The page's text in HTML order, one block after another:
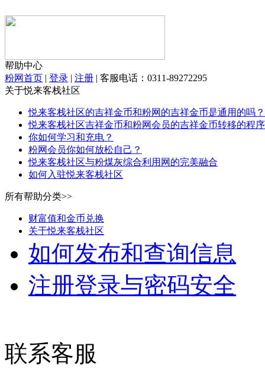
帮助中心
粉网首页 | 登录 | 注册 | 客服电话：0311-89272295
关于悦来客栈社区
悦来客栈社区的吉祥金币和粉网的吉祥金币是通用的吗？
悦来客栈社区吉祥金币和粉网会员的吉祥金币转移的程
你如何学习和充电？
粉网会员你如何放松自己？
悦来客栈社区与粉煤灰综合利用网的完美融合
如何入驻悦来客栈社区
所有帮助分类>>
财富值和金币兑换
关于悦来客栈社区
如何发布和查询信息
注册登录与密码安全
联系客服